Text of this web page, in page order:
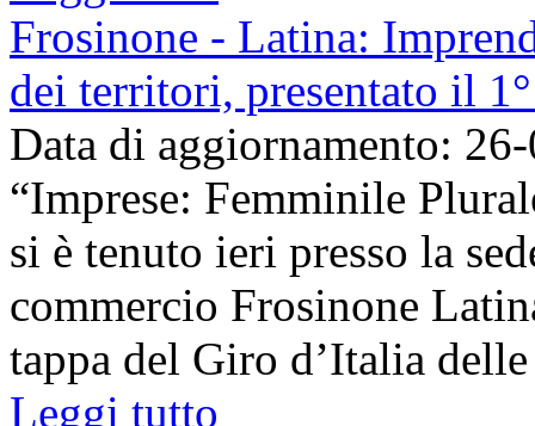
Frosinone - Latina:
dei territori, presentato il
Data di aggiornamento:
“Imprese: Femminile
si è tenuto ieri presso la
commercio Frosinone
tappa del Giro d’Italia
Leggi tutto